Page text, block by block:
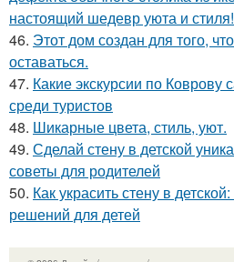
настоящий шедевр уюта и стиля!
46. Этот дом создан для того,
оставаться.
47. Какие экскурсии по
среди туристов
48. Шикарные цвета, стиль, уют.
49. Сделай стену в детской
советы для родителей
50. Как украсить стену в
решений для детей